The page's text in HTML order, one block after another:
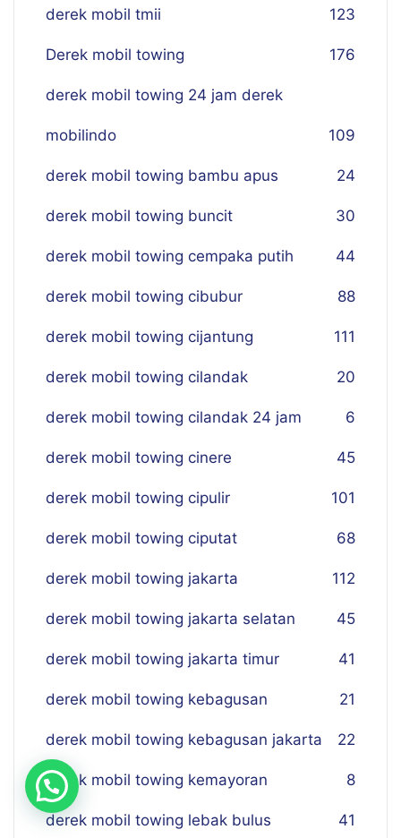
derek mobil tmii 123
Derek mobil towing 176
derek mobil towing 24 jam derek
mobilindo 109
derek mobil towing bambu apus 24
derek mobil towing buncit 30
derek mobil towing cempaka putih 44
derek mobil towing cibubur 88
derek mobil towing cijantung 111
derek mobil towing cilandak 20
derek mobil towing cilandak 24 jam 6
derek mobil towing cinere 45
derek mobil towing cipulir 101
derek mobil towing ciputat 68
derek mobil towing jakarta 112
derek mobil towing jakarta selatan 45
derek mobil towing jakarta timur 41
derek mobil towing kebagusan 21
derek mobil towing kebagusan jakarta 22
derek mobil towing kemayoran 8
derek mobil towing lebak bulus 41